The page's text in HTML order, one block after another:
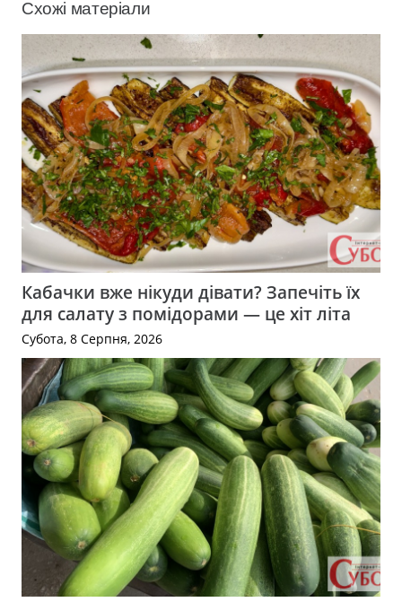
Схожі матеріали
Кабачки вже нікуди дівати? Запечіть їх
для салату з помідорами — це хіт літа
Субота, 8 Серпня, 2026